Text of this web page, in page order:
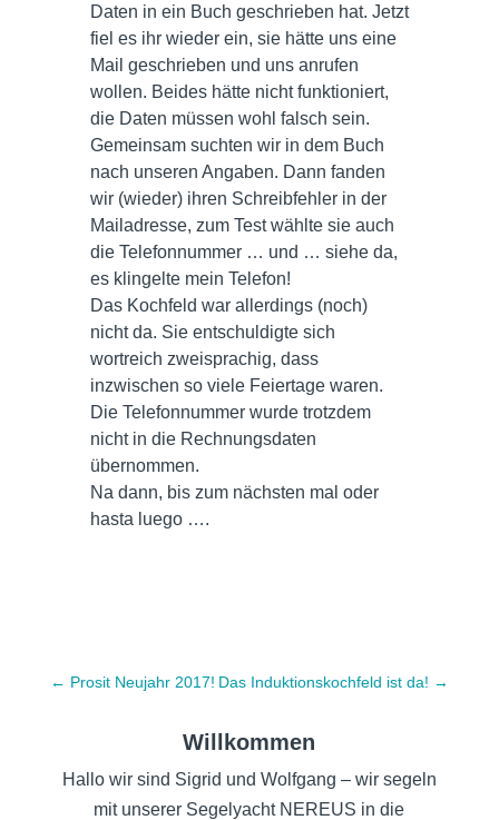
Daten in ein Buch geschrieben hat. Jetzt
fiel es ihr wieder ein, sie hätte uns eine
Mail geschrieben und uns anrufen
wollen. Beides hätte nicht funktioniert,
die Daten müssen wohl falsch sein.
Gemeinsam suchten wir in dem Buch
nach unseren Angaben. Dann fanden
wir (wieder) ihren Schreibfehler in der
Mailadresse, zum Test wählte sie auch
die Telefonnummer … und … siehe da,
es klingelte mein Telefon!
Das Kochfeld war allerdings (noch)
nicht da. Sie entschuldigte sich
wortreich zweisprachig, dass
inzwischen so viele Feiertage waren.
Die Telefonnummer wurde trotzdem
nicht in die Rechnungsdaten
übernommen.
Na dann, bis zum nächsten mal oder
hasta luego ….
← Prosit Neujahr 2017! Das Induktionskochfeld ist da! →
Willkommen
Hallo wir sind Sigrid und Wolfgang – wir segeln
mit unserer Segelyacht NEREUS in die